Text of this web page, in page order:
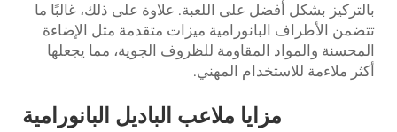
بالتركيز بشكل أفضل على اللعبة. علاوة على ذلك، غالبًا ما
تتضمن الأطراف البانورامية ميزات متقدمة مثل الإضاءة
المحسنة والمواد المقاومة للظروف الجوية، مما يجعلها
أكثر ملاءمة للاستخدام المهني.
مزايا ملاعب الباديل البانورامية